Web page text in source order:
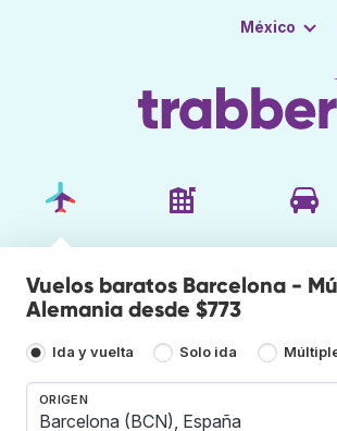
México
Vuelos baratos Barcelona -
Alemania desde $773
Ida y vuelta Solo ida
ORIGEN